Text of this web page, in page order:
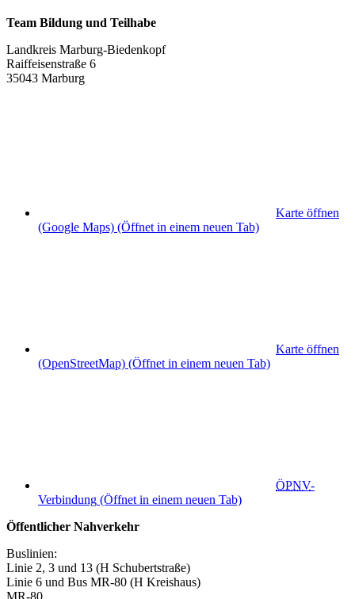
Team Bildung und Teilhabe
Landkreis Marburg-Biedenkopf
Raiffeisenstraße 6
35043 Marburg
Karte öffnen
(Google Maps) (Öffnet in einem neuen Tab)
Karte öffnen
(OpenStreetMap) (Öffnet in einem neuen Tab)
ÖPNV-
Verbindung (Öffnet in einem neuen Tab)
Öffentlicher Nahverkehr
Buslinien:
Linie 2, 3 und 13 (H Schubertstraße)
Linie 6 und Bus MR-80 (H Kreishaus)
MR-80